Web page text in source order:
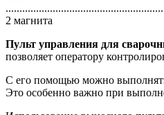
2 магнита
Пульт управления для
позволяет оператору
С его помощью можно выполнять
Это особенно важно при